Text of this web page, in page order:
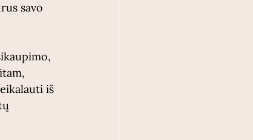
savo
iš